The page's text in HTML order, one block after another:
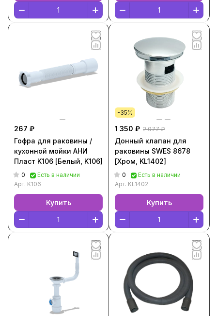
267 ₽
Гофра для раковины /
кухонной мойки АНИ
Пласт K106 [Белый, K106]
0
Есть в наличии
Арт. K106
Купить
-35%
1 350 ₽ 2 077 ₽
Донный клапан для
раковины SWES 8678
[Хром, KL1402]
0
Есть в наличии
Арт. KL1402
Купить